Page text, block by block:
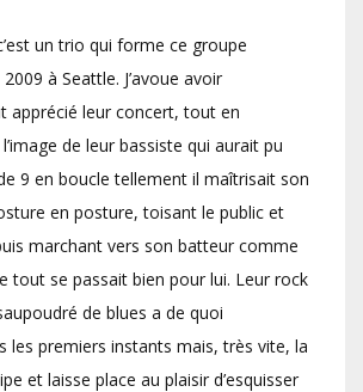
un trio qui forme ce groupe
à Seattle. J’avoue avoir
apprécié leur concert, tout en
de leur bassiste qui aurait pu
9 en boucle tellement il maîtrisait son
en posture, toisant le public et
marchant vers son batteur comme
tout se passait bien pour lui. Leur rock
de blues a de quoi
les premiers instants mais, très vite, la
et laisse place au plaisir d’esquisser